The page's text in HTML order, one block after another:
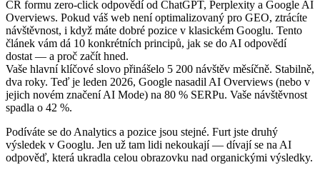
ČR formu zero-click odpovědí od ChatGPT, Perplexity a Google AI
Overviews. Pokud váš web není optimalizovaný pro GEO, ztrácíte
návštěvnost, i když máte dobré pozice v klasickém Googlu. Tento
článek vám dá 10 konkrétních principů, jak se do AI odpovědí
dostat — a proč začít hned.
Vaše hlavní klíčové slovo přinášelo 5 200 návštěv měsíčně. Stabilně,
dva roky. Teď je leden 2026, Google nasadil AI Overviews (nebo v
jejich novém značení AI Mode) na 80 % SERPu. Vaše návštěvnost
spadla o 42 %.
Podíváte se do Analytics a pozice jsou stejné. Furt jste druhý
výsledek v Googlu. Jen už tam lidi nekoukají — dívají se na AI
odpověď, která ukradla celou obrazovku nad organickými výsledky.